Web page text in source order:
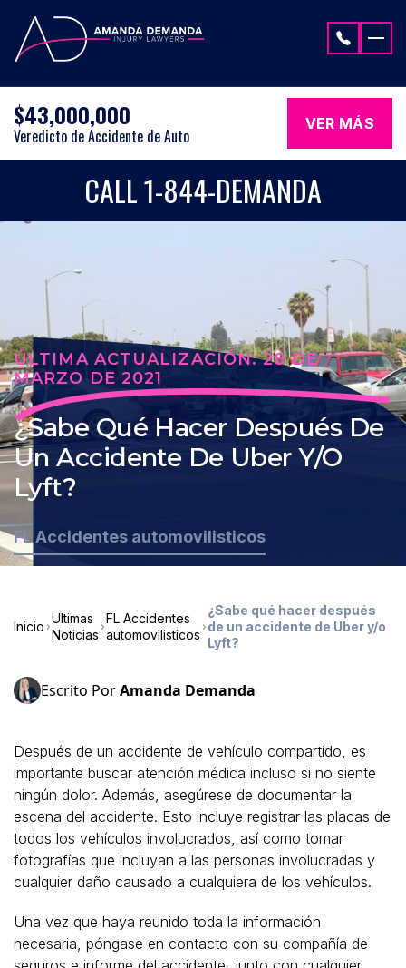
$43,000,000
Veredicto de Accidente de Auto
VER MÁS
CALL 1-844-DEMANDA
ÚLTIMA ACTUALIZACIÓN: 28 DE
MARZO DE 2021
¿Sabe Qué Hacer Después De
Un Accidente De Uber Y/o
Lyft?
FL Accidentes automovilisticos
Inicio
Ultimas
Noticias
FL Accidentes
automovilisticos
¿Sabe qué hacer después
de un accidente de Uber y/o
Lyft?
Escrito PorAmanda Demanda
Después de un accidente de vehículo compartido, es
importante buscar atención médica incluso si no siente
ningún dolor. Además, asegúrese de documentar la
escena del accidente. Esto incluye registrar las placas de
todos los vehículos involucrados, así como tomar
fotografías que incluyan a las personas involucradas y
cualquier daño causado a cualquiera de los vehículos.
Una vez que haya reunido toda la información
necesaria, póngase en contacto con su compañía de